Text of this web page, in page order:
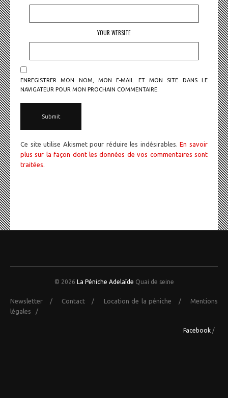
YOUR WEBSITE
ENREGISTRER MON NOM, MON E-MAIL ET MON SITE DANS LE
NAVIGATEUR POUR MON PROCHAIN COMMENTAIRE.
Ce site utilise Akismet pour réduire les indésirables.En savoir
plus sur la façon dont les données de vos commentaires sont
traitées.
© 2026 La Péniche Adelaïde Quai de seine
Newsletter / Contact/ Location de la péniche /
Mentions
légales /
Facebook /